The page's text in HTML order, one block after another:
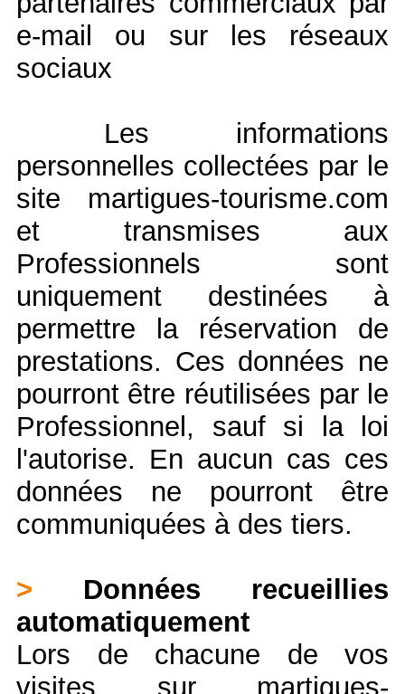
e-mail ou sur les réseaux
sociaux
Les informations
personnelles collectées par le
site martigues-tourisme.com
et transmises aux
Professionnels sont
uniquement destinées à
permettre la réservation de
prestations. Ces données ne
pourront être réutilisées par le
Professionnel, sauf si la loi
l'autorise. En aucun cas ces
données ne pourront être
communiquées à des tiers.
> Données recueillies
automatiquement
Lors de chacune de vos
visites sur martigues-